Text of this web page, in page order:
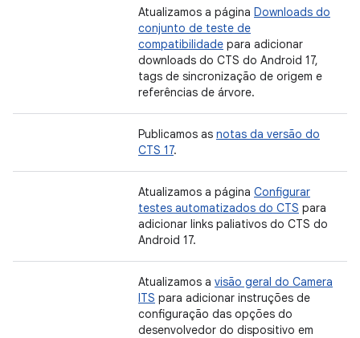
Atualizamos a página Downloads do
conjunto de teste de
compatibilidade para adicionar
downloads do CTS do Android 17,
tags de sincronização de origem e
referências de árvore.
Publicamos as notas da versão do
CTS 17.
Atualizamos a página Configurar
testes automatizados do CTS para
adicionar links paliativos do CTS do
Android 17.
Atualizamos a visão geral do Camera
ITS para adicionar instruções de
configuração das opções do
desenvolvedor do dispositivo em